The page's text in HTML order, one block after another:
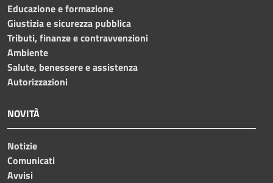
Educazione e formazione
Giustizia e sicurezza pubblica
Tributi, finanze e contravvenzioni
Ambiente
Salute, benessere e assistenza
Autorizzazioni
NOVITÀ
Notizie
Comunicati
Avvisi